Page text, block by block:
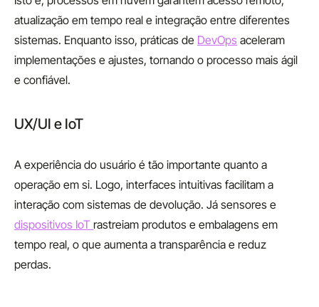
atualização em tempo real e integração entre diferentes
sistemas. Enquanto isso, práticas de DevOps aceleram
implementações e ajustes, tornando o processo mais ágil
e confiável.
UX/UI e IoT
A experiência do usuário é tão importante quanto a
operação em si. Logo, interfaces intuitivas facilitam a
interação com sistemas de devolução. Já sensores e
dispositivos IoT rastreiam produtos e embalagens em
tempo real, o que aumenta a transparência e reduz
perdas.